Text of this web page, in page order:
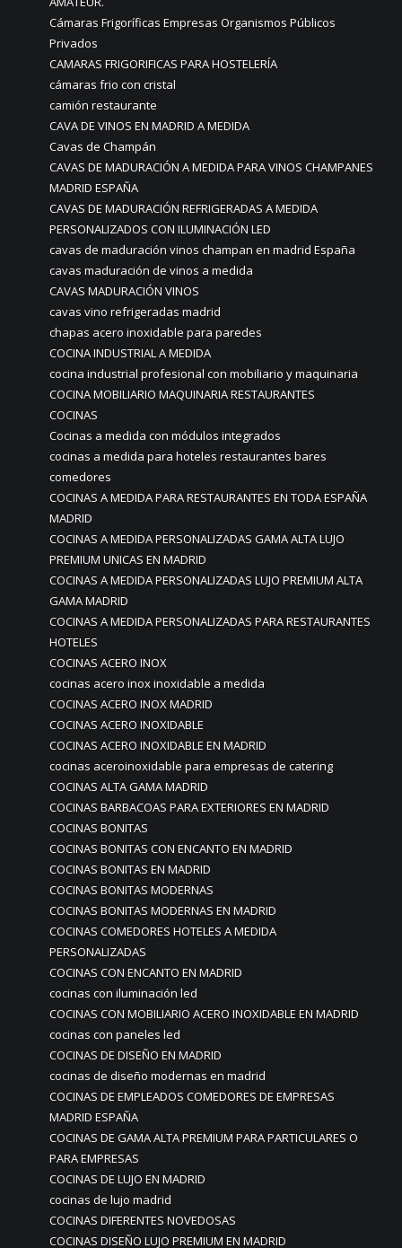
Cámaras Frigoríficas Empresas Organismos Públicos
Privados
CAMARAS FRIGORIFICAS PARA HOSTELERÍA
cámaras frio con cristal
camión restaurante
CAVA DE VINOS EN MADRID A MEDIDA
Cavas de Champán
CAVAS DE MADURACIÓN A MEDIDA PARA VINOS CHAMPANES
MADRID ESPAÑA
CAVAS DE MADURACIÓN REFRIGERADAS A MEDIDA
PERSONALIZADOS CON ILUMINACIÓN LED
cavas de maduración vinos champan en madrid España
cavas maduración de vinos a medida
CAVAS MADURACIÓN VINOS
cavas vino refrigeradas madrid
chapas acero inoxidable para paredes
COCINA INDUSTRIAL A MEDIDA
cocina industrial profesional con mobiliario y maquinaria
COCINA MOBILIARIO MAQUINARIA RESTAURANTES
COCINAS
Cocinas a medida con módulos integrados
cocinas a medida para hoteles restaurantes bares
comedores
COCINAS A MEDIDA PARA RESTAURANTES EN TODA ESPAÑA
MADRID
COCINAS A MEDIDA PERSONALIZADAS GAMA ALTA LUJO
PREMIUM UNICAS EN MADRID
COCINAS A MEDIDA PERSONALIZADAS LUJO PREMIUM ALTA
GAMA MADRID
COCINAS A MEDIDA PERSONALIZADAS PARA RESTAURANTES
HOTELES
COCINAS ACERO INOX
cocinas acero inox inoxidable a medida
COCINAS ACERO INOX MADRID
COCINAS ACERO INOXIDABLE
COCINAS ACERO INOXIDABLE EN MADRID
cocinas aceroinoxidable para empresas de catering
COCINAS ALTA GAMA MADRID
COCINAS BARBACOAS PARA EXTERIORES EN MADRID
COCINAS BONITAS
COCINAS BONITAS CON ENCANTO EN MADRID
COCINAS BONITAS EN MADRID
COCINAS BONITAS MODERNAS
COCINAS BONITAS MODERNAS EN MADRID
COCINAS COMEDORES HOTELES A MEDIDA
PERSONALIZADAS
COCINAS CON ENCANTO EN MADRID
cocinas con iluminación led
COCINAS CON MOBILIARIO ACERO INOXIDABLE EN MADRID
cocinas con paneles led
COCINAS DE DISEÑO EN MADRID
cocinas de diseño modernas en madrid
COCINAS DE EMPLEADOS COMEDORES DE EMPRESAS
MADRID ESPAÑA
COCINAS DE GAMA ALTA PREMIUM PARA PARTICULARES O
PARA EMPRESAS
COCINAS DE LUJO EN MADRID
cocinas de lujo madrid
COCINAS DIFERENTES NOVEDOSAS
COCINAS DISEÑO LUJO PREMIUM EN MADRID